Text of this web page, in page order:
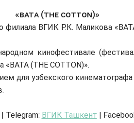
«ВАТА (THE COTTON)»
ВГИК Р.К. Маликова
кинофестивале
(THE COTTON)».
для узбекского
| Telegram: ВГИК Ташкент |